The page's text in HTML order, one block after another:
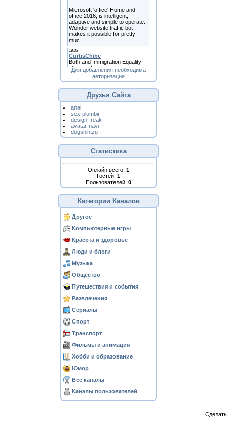
Для добавления необходима
авторизация
Друзья Сайта
anal
sex-plombir
design-freak
avatar-navi
dogshihtzu
Статистика
Онлайн всего: 1
Гостей: 1
Пользователей: 0
Категории Каналов
Другое
Компьютерные игры
Красота и здоровье
Люди и блоги
Музыка
Общество
Путешествия и события
Развлечения
Сериалы
Спорт
Транспорт
Фильмы и анимация
Хобби и образование
Юмор
Все каналы
Каналы пользователей